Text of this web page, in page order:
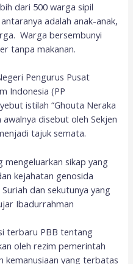
dari 500 warga sipil
adalah anak-anak,
Warga bersembunyi
tanpa makanan.
Pengurus Pusat
Indonesia (PP
istilah “Ghouta Neraka
disebut oleh Sekjen
tajuk semata.
mengeluarkan sikap yang
kejahatan genosida
dan sekutunya yang
Ibadurrahman
terbaru PBB tentang
oleh rezim pemerintah
kemanusiaan yang terbatas